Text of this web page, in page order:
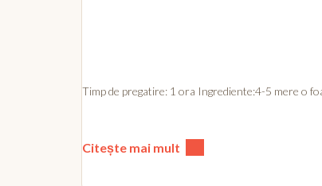
Timp de pregatire: 1 ora Ingrediente:4-5 mere o
Citește mai mult